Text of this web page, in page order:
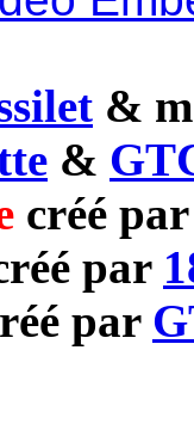
&
&
créé
par
par